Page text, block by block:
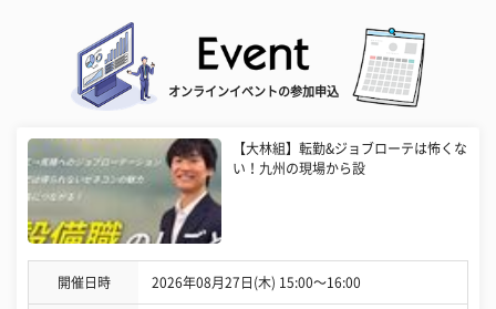
オンラインイベントの参加申込
【大林組】転勤&ジョブローテは怖くな
い！九州の現場から設
開催日時 2026年08月27日(木) 15:00〜16:00